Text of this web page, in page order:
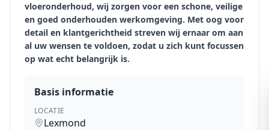
vloeronderhoud, wij zorgen voor een schone, veilige
en goed onderhouden werkomgeving. Met oog voor
detail en klantgerichtheid streven wij ernaar om aan
al uw wensen te voldoen, zodat u zich kunt focussen
op wat echt belangrijk is.
Basis informatie
LOCATIE
Lexmond